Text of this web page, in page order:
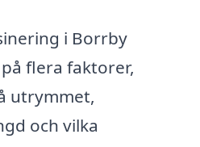
i Borrby
flera faktorer,
utrymmet,
och vilka